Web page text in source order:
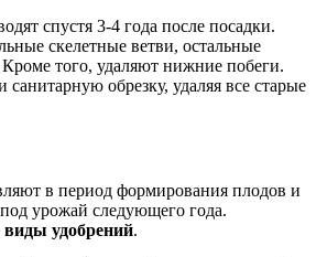
спустя 3-4 года после посадки.
скелетные ветви, остальные
Кроме того, удаляют нижние побеги.
санитарную обрезку, удаляя все старые
в период формирования плодов и
урожай следующего года.
удобрений.